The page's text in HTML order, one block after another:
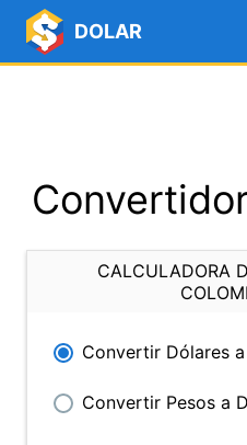
DOLAR
CALCULADORA
Convertir Dólares
Convertir Pesos a